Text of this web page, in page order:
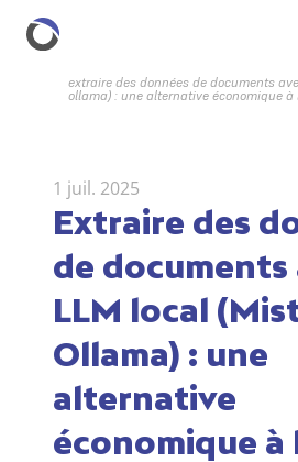
extraire des données de documents
ollama) : une alternative économique
1 juil. 2025
Extraire des
de documents
LLM local
Ollama) : une
alternative
économique à